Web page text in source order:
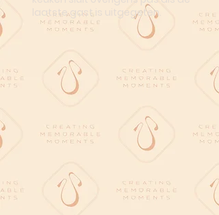
laatste gast is uitgegeten.